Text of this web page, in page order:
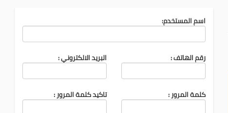
اسم المستخدم:
رقم الهاتف : البريد الالكتروني :
كلمة المرور : تاكيد كلمة المرور :